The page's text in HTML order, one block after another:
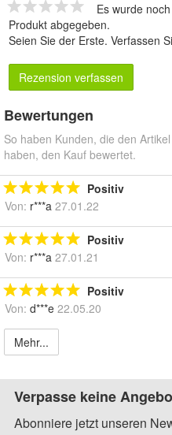
Es wurde
Produkt abgegeben.
Seien Sie der Erste. Verfassen
Rezension verfassen
Bewertungen
So haben Kunden, die den
haben, den Kauf bewertet.
Positiv
Von: r***a 27.01.22
Positiv
Von: r***a 27.01.21
Positiv
Von: d***e 22.05.20
Mehr...
Verpasse keine
Abonniere jetzt unseren